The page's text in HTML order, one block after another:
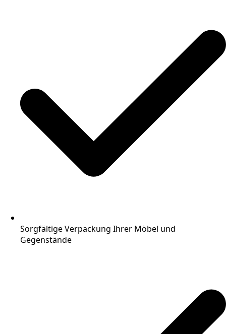
Sorgfältige Verpackung Ihrer Möbel und
Gegenstände